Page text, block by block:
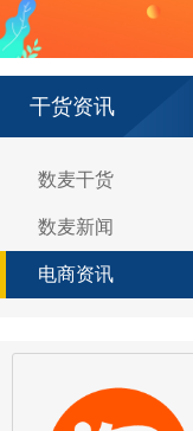
干货资讯
数麦干货
数麦新闻
电商资讯